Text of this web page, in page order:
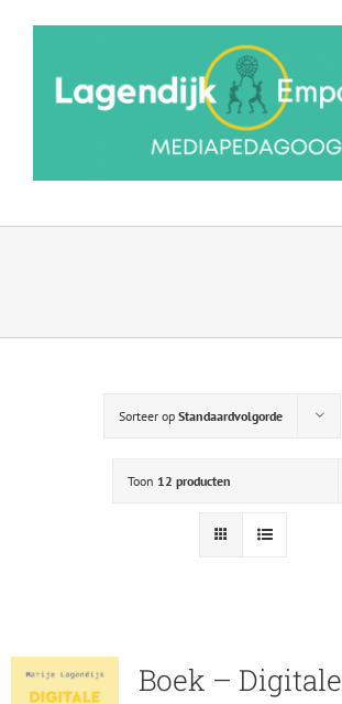
Sorteer op Standaardvolgorde
Toon 12 producten
Boek – Digitale